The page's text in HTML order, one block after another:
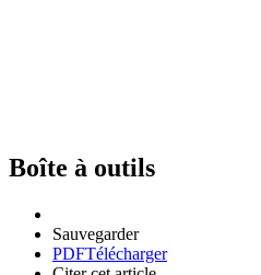
Boîte à outils
Sauvegarder
PDFTélécharger